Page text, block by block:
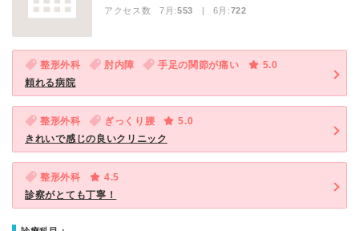
アクセス数 7月:553 | 6月:722
整形外科 肘内障 手足の関節が痛い
5.0
頼れる病院
整形外科 ぎっくり腰
5.0
きれいで感じの良いクリニック
整形外科
4.5
診察がとても丁寧！